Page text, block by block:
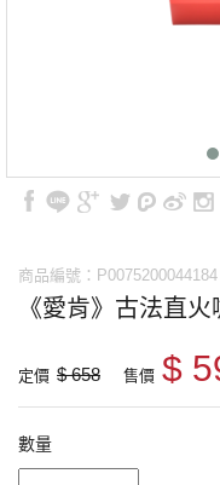
商品編號：P0075200044184
《愛肯》古法直
定價 $ 658 售價 $
數量